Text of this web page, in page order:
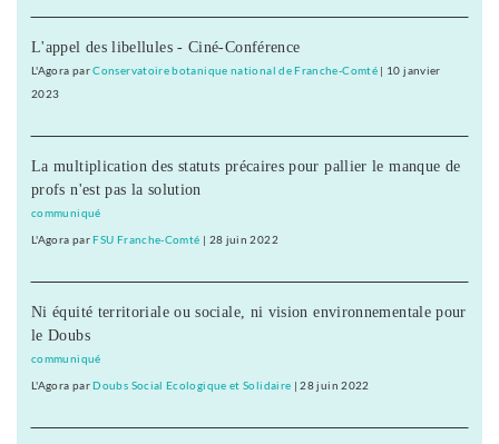
L'appel des libellules - Ciné-Conférence
L'Agora parConservatoire botanique national de Franche-Comté| 10 janvier
2023
La multiplication des statuts précaires pour pallier le manque de
profs n'est pas la solution
communiqué
L'Agora par FSU Franche-Comté 28 juin 2022
Ni équité territoriale ou sociale, ni vision environnementale pour
le Doubs
communiqué
L'Agora par Doubs Social Ecologique et Solidaire |28 juin 2022